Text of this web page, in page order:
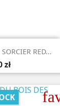
rapide RED...
zł